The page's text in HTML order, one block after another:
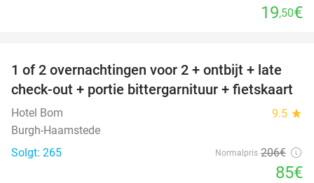
19,50€
59%
1 of 2 overnachtingen voor 2 + ontbijt + late
check-out + portie bittergarnituur + fietskaart
Hotel Bom 9.5 star
Burgh-Haamstede
Solgt: 265
Normalpris 206€
85€